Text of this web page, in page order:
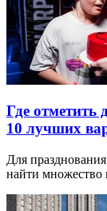
Где отметить
10 лучших
Для
найти